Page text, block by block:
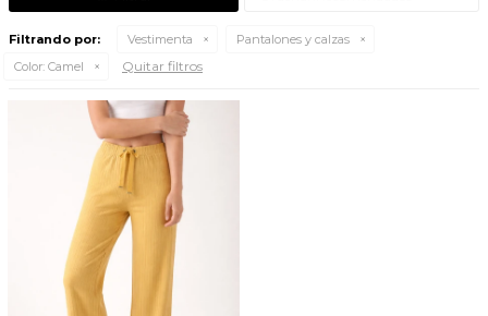
Filtrando por: Vestimenta
Pantalones y calzas
Color: Camel Quitar filtros